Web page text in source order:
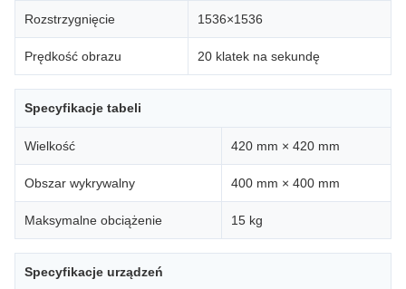
Rozstrzygnięcie 1536×1536
Prędkość obrazu 20 klatek na sekundę
Specyfikacje tabeli
Wielkość 420 mm × 420 mm
Obszar wykrywalny 400 mm × 400 mm
Maksymalne obciążenie 15 kg
Specyfikacje urządzeń